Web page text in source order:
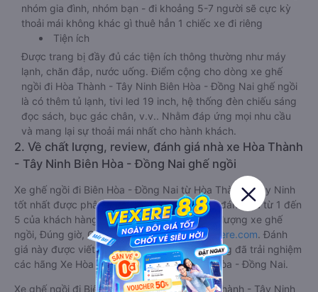
nhóm gia đình, nhóm bạn - đi khoảng 5-7 người sẽ cực kỳ
thoải mái không khác gì thuê hẳn 1 chiếc xe đi riêng
Tiện ích
Được trang bị đầy đủ các tiện ích thông thường như máy
lạnh, chăn đắp, nước uống. Điểm cộng cho dòng xe ghế
ngồi đi Hòa Thành - Tây Ninh Biên Hòa - Đồng Nai ghế ngồi
là có thêm tủ lạnh, tivi led 19 inch, hệ thống đèn chiếu sáng
đọc sách, bục gác chân, v.v.. Nhằm đáp ứng mọi nhu cầu
và mang lại sự thoải mái nhất cho hành khách.
2. Về chất lượng, review, đánh giá nhà xe Hòa Thành
- Tây Ninh Biên Hòa - Đồng Nai ghế ngồi
Xe ghế ngồi đi Biên Hòa - Đồng Nai từ Hòa Thành - Tây Ninh
tốt nhất được phân loại chất lượng dựa trên đánh giá từ 1 đến
5 của khách hàng với các tiêu chí như: Chất lượng xe ghế
ngồi, Đúng giờ, Chất lượng phục vụ trênVexere.com. Đánh
giá này được viết trực tiếp bởi các khách hàng đã trải nghiệm
các hãng Xe Hòa Thành - Tây Ninh đi Biên Hòa - Đồng Nai.
Xe ghế ngồi đi Biên Hòa - Đồng Nai từ Hòa Thành - Tây Ninh